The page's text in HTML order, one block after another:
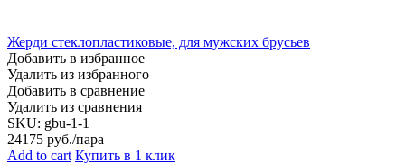
Жерди стеклопластиковые, для мужских брусьев
Добавить в избранное
Удалить из избранного
Добавить в сравнение
Удалить из сравнения
SKU: gbu-1-1
24175 руб./пара
Add to cart Купить в 1 клик